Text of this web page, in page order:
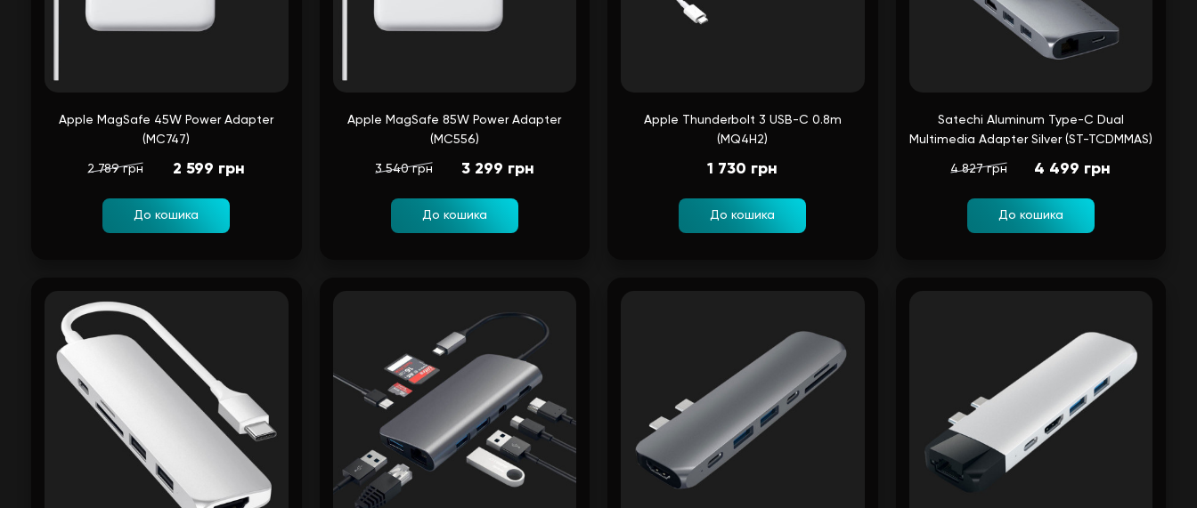
Apple MagSafe 45W Power Adapter
(MC747)
2 789 грн 2 599 грн
До кошика
Apple MagSafe 85W Power Adapter
(MC556)
3 540 грн 3 299 грн
До кошика
Apple Thunderbolt 3 USB-C 0.8m
(MQ4H2)
1 730 грн
До кошика
Satechi Aluminum Type-C Dual
Multimedia Adapter Silver (ST-TCDMMAS)
4 827 грн 4 499 грн
До кошика